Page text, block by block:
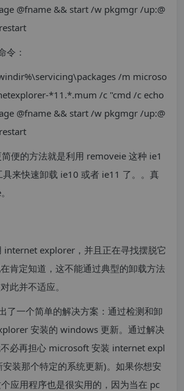
@fname && start /w pkgmgr /up:@
令：
/m microso
*11.*.mum /c "cmd /c echo
@fname && start /w pkgmgr /up:@
便的方法就是利用 removeie 这种 ie1
来快速卸载 ie10 或者 ie11 了。。真
internet explorer，并且正在寻找摆脱它
肯定知道，这不能通过典型的卸载方法
此并不适应。
了一个简单的解决方案：通过检测和卸
安装的 windows 更新。通过解决
必再担心 microsoft 安装 internet expl
装那个特定的系统更新)。如果你想安
应用程序也是很实用的，因为当在 pc